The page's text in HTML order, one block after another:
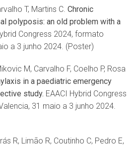
T, Martins C. Chronic
polyposis: an old problem with a
Congress 2024, formato
a 3 junho 2024. (Poster)
M, Carvalho F, Coelho P, Rosa
in a paediatric emergency
study. EAACI Hybrid Congress
31 maio a 3 junho 2024.
R, Limão R, Coutinho C, Pedro E,